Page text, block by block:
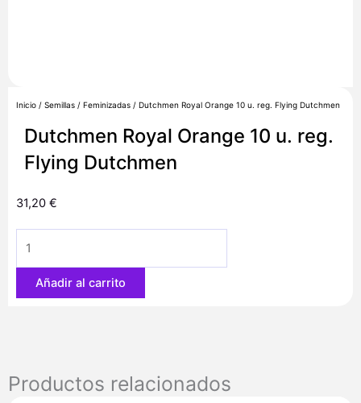
Inicio / Semillas / Feminizadas / Dutchmen Royal Orange 10 u. reg. Flying Dutchmen
Dutchmen Royal Orange 10 u. reg.
Flying Dutchmen
31,20 €
Royal
Orange
10
Dutchmen
cantidad
Añadir al carrito
Productos relacionados